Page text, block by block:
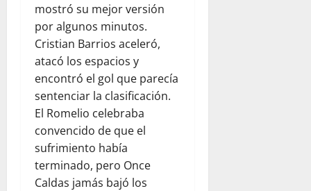
mostró su mejor versión
por algunos minutos.
Cristian Barrios aceleró,
atacó los espacios y
encontró el gol que parecía
sentenciar la clasificación.
El Romelio celebraba
convencido de que el
sufrimiento había
terminado, pero Once
Caldas jamás bajó los